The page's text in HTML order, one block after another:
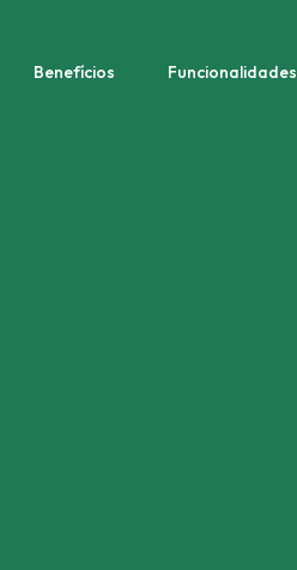
Benefícios Funcionalidades